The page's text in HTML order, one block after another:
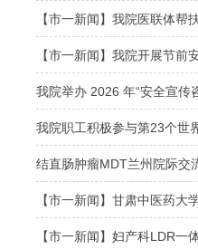
【市一新闻】我院医联体
【市一新闻】我院开展节前
我院举办 2026 年“安全宣传
我院职工积极参与第23个世
结直肠肿瘤MDT兰州院际交
【市一新闻】甘肃中医药
【市一新闻】妇产科LDR一